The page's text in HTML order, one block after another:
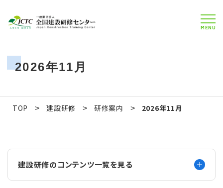
MENU
2026年11月
TOP > 建設研修 > 研修案内 > 2026年11月
建設研修のコンテンツ一覧を見る